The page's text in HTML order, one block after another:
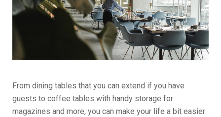
From dining tables that you can extend if you have
guests to coffee tables with handy storage for
magazines and more, you can make your life a bit easier